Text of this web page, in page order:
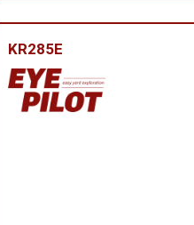
KR285E